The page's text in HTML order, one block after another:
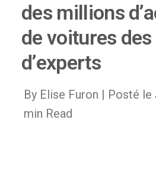
des millions
de voitures
d’experts
By Elise Furon | Posté le
min Read